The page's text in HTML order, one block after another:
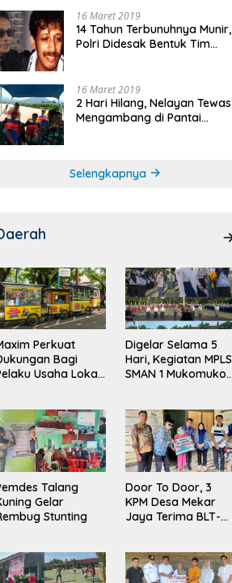
16 Maret 2019
14 Tahun Terbunuhnya Munir,
Polri Didesak Bentuk Tim
16 Maret 2019
2 Hari Hilang, Nelayan Tewas
Mengambang di Pantai
Selengkapnya
Perkuat
Bagi
Usaha Lokal
Publik dan
Pasar
Digelar Selama 5
Hari, Kegiatan MPLS
SMAN 1 Mukomuko
Talang
Gelar
Stunting
Door To Door, 3
KPM Desa Mekar
Jaya Terima BLT-